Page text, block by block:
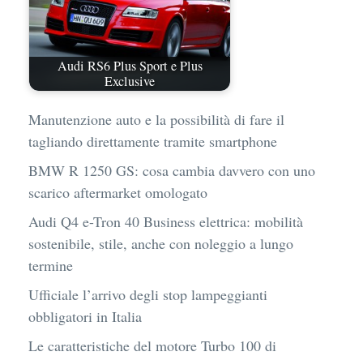
Audi RS6 Plus Sport e Plus
Exclusive
Manutenzione auto e la possibilità di fare il
tagliando direttamente tramite smartphone
BMW R 1250 GS: cosa cambia davvero con uno
scarico aftermarket omologato
Audi Q4 e-Tron 40 Business elettrica: mobilità
sostenibile, stile, anche con noleggio a lungo
termine
Ufficiale l’arrivo degli stop lampeggianti
obbligatori in Italia
Le caratteristiche del motore Turbo 100 di